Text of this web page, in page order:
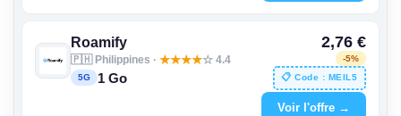
Roamify
🇵🇭 Philippines · ★★★★☆ 4.4
5G 1 Go
2,76 €
-5%
📋 Code : MEIL5
Voir l'offre →